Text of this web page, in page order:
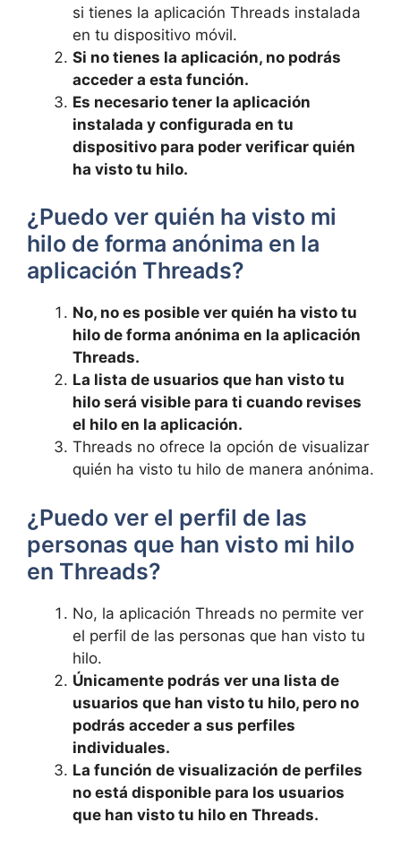
si tienes la aplicación Threads instalada
‌en tu dispositivo móvil.
Si no tienes la aplicación,‌ no podrás
acceder a esta función.
Es necesario tener la aplicación
instalada‍ y configurada ⁤en tu
dispositivo para poder verificar quién
‍ha visto tu hilo.
¿Puedo ver quién ha visto mi
hilo ⁣de forma anónima ⁢en la
aplicación Threads?
No, no es posible ver quién ha visto tu
hilo de forma anónima en la aplicación
Threads.
La lista de usuarios que han visto tu‌
hilo será⁢ visible para ‍ti cuando revises
el hilo ⁤en la ⁢aplicación.
Threads no ofrece la opción de visualizar
quién ha visto tu hilo de manera anónima.
¿Puedo⁢ ver el perfil de las
personas que han visto mi hilo
en Threads?
No, la aplicación Threads no permite ver
el perfil de las personas ⁣que han visto tu
hilo.
Únicamente podrás ver una lista ‍de⁤
usuarios⁢ que han visto tu hilo, pero no
podrás acceder a sus perfiles
individuales.
La función de visualización de perfiles
no está disponible para los usuarios
que han visto tu hilo en Threads.